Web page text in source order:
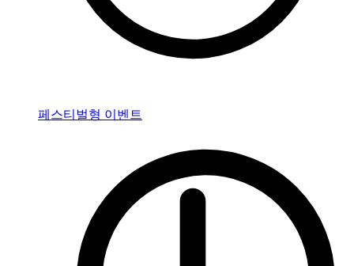
페스티벌형 이벤트